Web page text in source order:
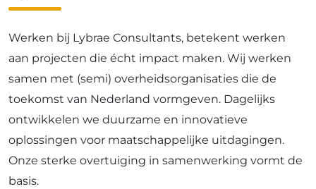
Werken bij Lybrae Consultants, betekent werken
aan projecten die écht impact maken. Wij werken
samen met (semi) overheidsorganisaties die de
toekomst van Nederland vormgeven. Dagelijks
ontwikkelen we duurzame en innovatieve
oplossingen voor maatschappelijke uitdagingen.
Onze sterke overtuiging in samenwerking vormt de
basis.